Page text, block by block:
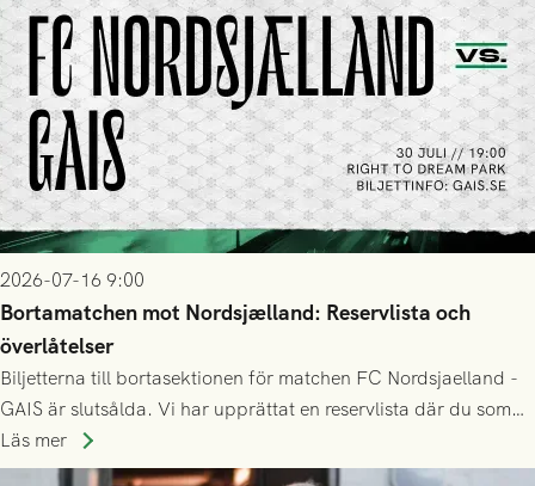
2026-07-16 9:00
Bortamatchen mot Nordsjælland: Reservlista och
överlåtelser
Biljetterna till bortasektionen för matchen FC Nordsjaelland -
GAIS är slutsålda. Vi har upprättat en reservlista där du som
ännu inte har någon biljett kan anmäla ditt intresse. Du kan
inte själv överlåta din biljett till någon annan.
Läs mer